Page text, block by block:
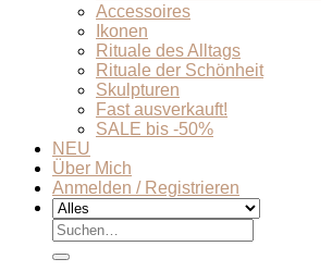
Accessoires
Ikonen
Rituale des Alltags
Rituale der Schönheit
Skulpturen
Fast ausverkauft!
SALE bis -50%
NEU
Über Mich
Anmelden / Registrieren
Suchen
nach: